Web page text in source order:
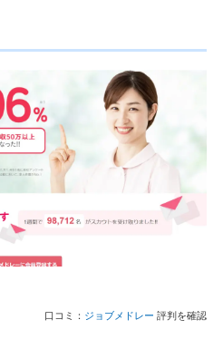
口コミ： ジョブメドレー 評判を確認